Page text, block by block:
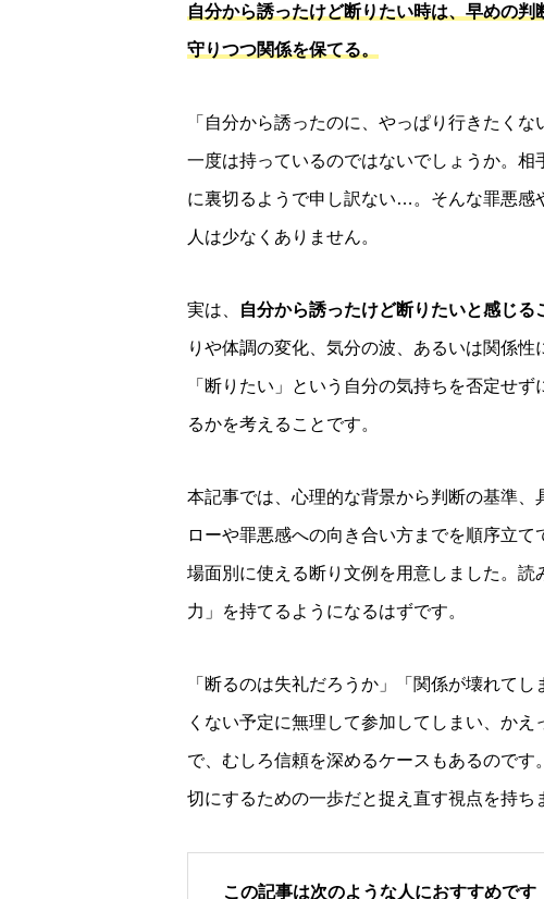
自分から誘ったけど断りたい時は、早めの
守りつつ関係を保てる。
「自分から誘ったのに、やっぱり行きたく
一度は持っているのではないでしょうか。
に裏切るようで申し訳ない…。そんな罪悪感
人は少なくありません。
実は、 自分から誘ったけど断りたいと感じ
りや体調の変化、気分の波、あるいは関係
「断りたい」という自分の気持ちを否定せ
るかを考えることです。
本記事では、心理的な背景から判断の基準
ローや罪悪感への向き合い方までを順序立
場面別に使える断り文例を用意しました。
力」を持てるようになるはずです。
「断るのは失礼だろうか」「関係が壊れて
くない予定に無理して参加してしまい、か
で、むしろ信頼を深めるケースもあるので
切にするための一歩だと捉え直す視点を持ち
この記事は次のような人におすすめです